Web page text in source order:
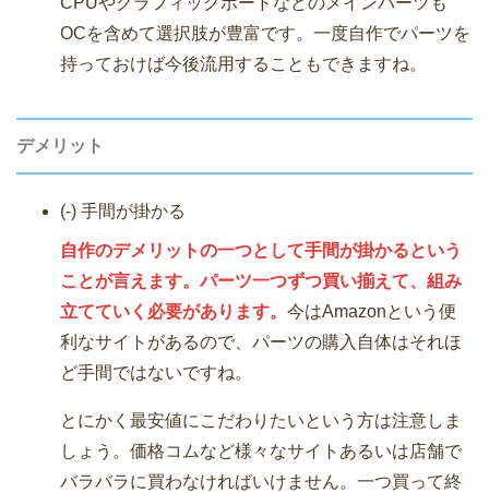
OCを含めて選択肢が豊富です。一度自作でパーツを
持っておけば今後流用することもできますね。
デメリット
(-) 手間が掛かる
自作のデメリットの一つとして手間が掛かるという
ことが言えます。パーツ一つずつ買い揃えて、組み
立てていく必要があります。 今はAmazonという便
利なサイトがあるので、パーツの購入自体はそれほ
ど手間ではないですね。
とにかく最安値にこだわりたいという方は注意しま
しょう。価格コムなど様々なサイトあるいは店舗で
バラバラに買わなければいけません。一つ買って終